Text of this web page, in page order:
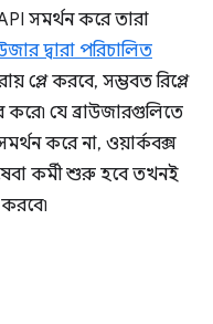
সমর্থন করে তারা
দ্বারা পরিচালিত
প্লে করবে, সম্ভবত রিপ্লে
করে৷ যে ব্রাউজারগুলিতে
করে না, ওয়ার্কবক্স
কর্মী শুরু হবে তখনই
করবে৷